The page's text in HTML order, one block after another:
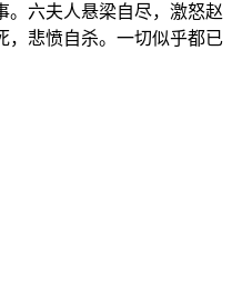
。六夫人悬梁自尽，激怒赵
，悲愤自杀。一切似乎都已